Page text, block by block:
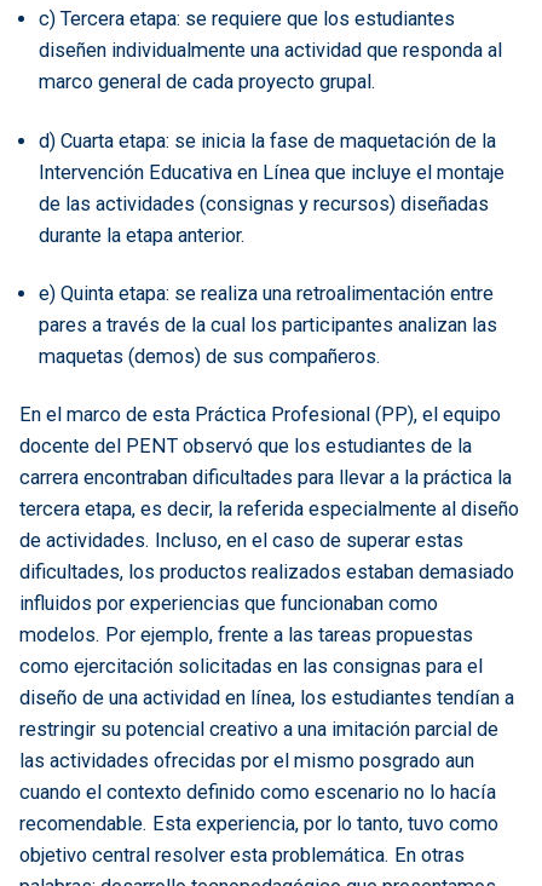
c) Tercera etapa: se requiere que los estudiantes
diseñen individualmente una actividad que responda al
marco general de cada proyecto grupal.
d) Cuarta etapa: se inicia la fase de maquetación de la
Intervención Educativa en Línea que incluye el montaje
de las actividades (consignas y recursos) diseñadas
durante la etapa anterior.
e) Quinta etapa: se realiza una retroalimentación entre
pares a través de la cual los participantes analizan las
maquetas (demos) de sus compañeros.
En el marco de esta Práctica Profesional (PP), el equipo
docente del PENT observó que los estudiantes de la
carrera encontraban dificultades para llevar a la práctica la
tercera etapa, es decir, la referida especialmente al diseño
de actividades. Incluso, en el caso de superar estas
dificultades, los productos realizados estaban demasiado
influidos por experiencias que funcionaban como
modelos. Por ejemplo, frente a las tareas propuestas
como ejercitación solicitadas en las consignas para el
diseño de una actividad en línea, los estudiantes tendían a
restringir su potencial creativo a una imitación parcial de
las actividades ofrecidas por el mismo posgrado aun
cuando el contexto definido como escenario no lo hacía
recomendable. Esta experiencia, por lo tanto, tuvo como
objetivo central resolver esta problemática. En otras